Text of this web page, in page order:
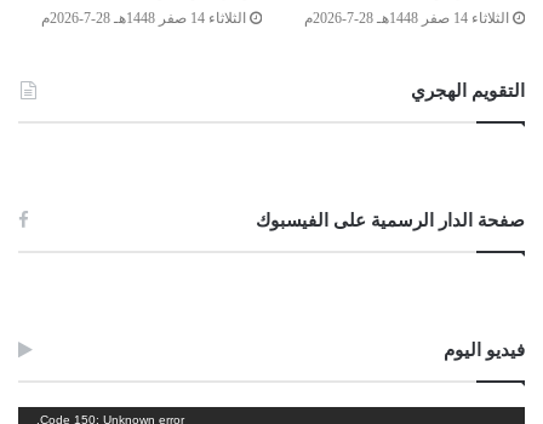
لجنة الفتوى بدار الإفتاء:
الصادق بن عبد الرحمن الغرياني
Post Views: 1٬085
الوسوم إقامة الصلوات في المساجد تعمير المساجد تغيير الحبس
الثلاثاء 14 صفر 1448هـ 28-7-2026م الثلاثاء 14 صفر 1448هـ 28-7-2026م
التقويم الهجري
صفحة الدار الرسمية على الفيسبوك
فيديو اليوم
Code 150: Unknown error.